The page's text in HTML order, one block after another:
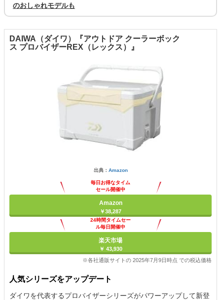
のおしゃれモデルも
DAIWA（ダイワ）『アウトドア クーラーボック
ス プロバイザーREX（レックス）』
出典： Amazon
毎日お得なタイム
セール開催中
Amazon
￥38,287
24時間タイムセー
ル毎日開催中
楽天市場
￥ 43,930
※各社通販サイトの 2025年7月9日時点 での税込価格
人気シリーズをアップデート
ダイワを代表するプロバイザーシリーズがパワーアップして新登